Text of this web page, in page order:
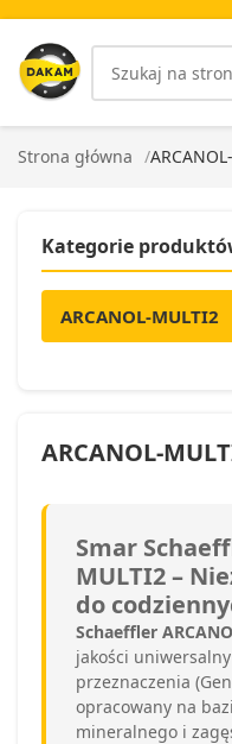
Strona główna
Kategorie
ARCANOL-MULTI2
ARCANOL-
Smar
MULTI2 –
do
Schaeffler
jakości
przeznaczenia
opracowany na
mineralnego i